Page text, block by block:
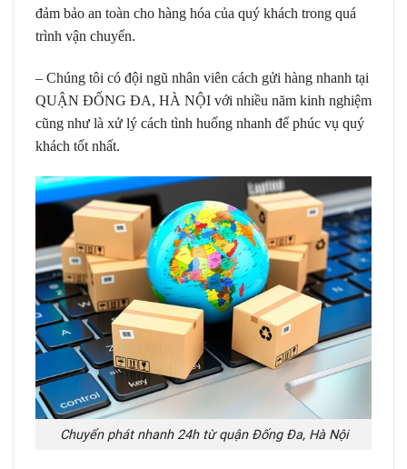
đảm bảo an toàn cho hàng hóa của quý khách trong quá
trình vận chuyển.
– Chúng tôi có đội ngũ nhân viên cách gửi hàng nhanh tại
QUẬN ĐỐNG ĐA, HÀ NỘI với nhiều năm kinh nghiệm
cũng như là xử lý cách tình huống nhanh để phúc vụ quý
khách tốt nhất.
Chuyển phát nhanh 24h từ quận Đống Đa, Hà Nội